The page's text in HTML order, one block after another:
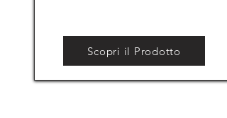
Scopri il Prodotto